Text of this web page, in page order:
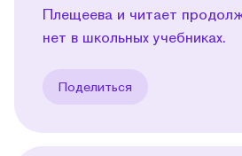
Плещеева и читает
нет в школьных учебниках.
Поделиться